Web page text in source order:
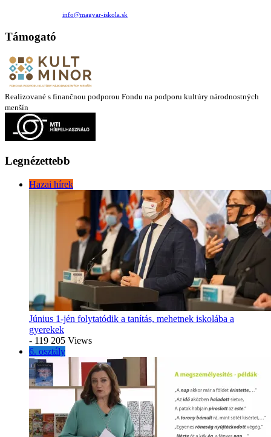
info@magyar-iskola.sk
Támogató
Realizované s finančnou podporou Fondu na podporu kultúry národnostných
menšín
Legnézettebb
Hazai hírek
Június 1-jén folytatódik a tanítás, mehetnek iskolába a
gyerekek
- 119 205 Views
6. osztály